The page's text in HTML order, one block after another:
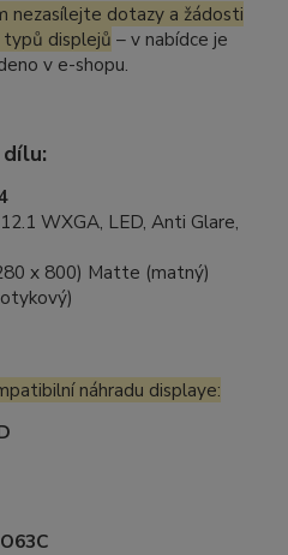
nezasílejte dotazy a žádosti
typů displejů – v nabídce je
v e-shopu.
WXGA, LED, Anti Glare,
x 800) Matte (matný)
náhradu displaye: